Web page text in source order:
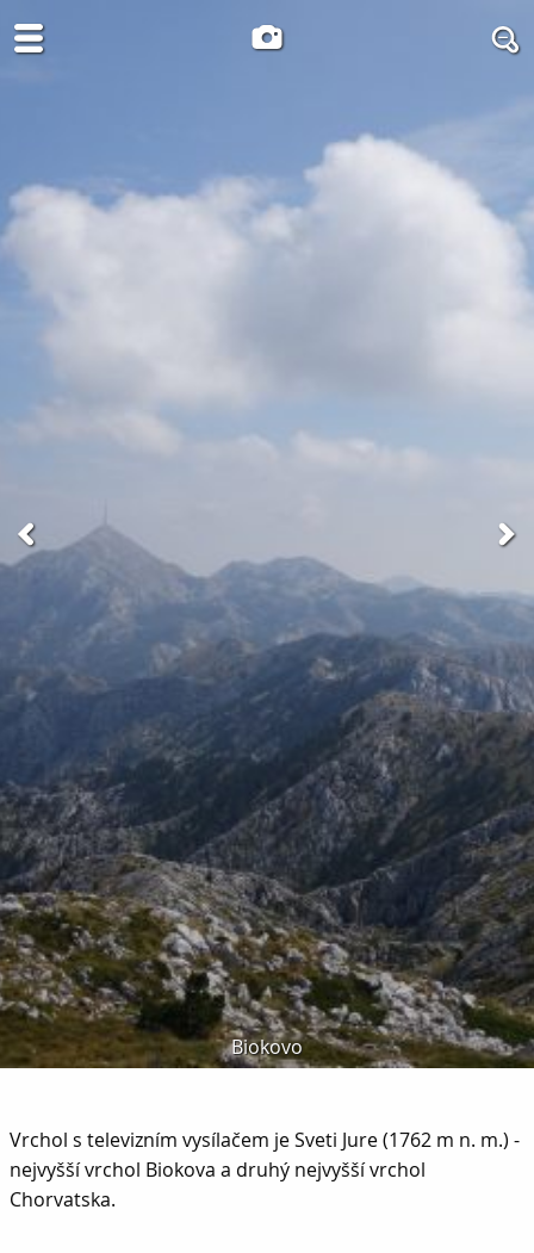
Biokovo
Vrchol s televizním vysílačem je Sveti Jure (1762 m n. m.) -
nejvyšší vrchol Biokova a druhý nejvyšší vrchol
Chorvatska.